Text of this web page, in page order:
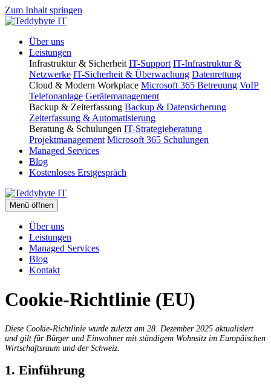
Zum Inhalt springen
Über uns
Leistungen
Infrastruktur & Sicherheit IT-Support IT-Infrastruktur &
Netzwerke IT-Sicherheit & Überwachung Datenrettung
Cloud & Modern Workplace Microsoft 365 Betreuung VoIP
Telefonanlage Gerätemanagement
Backup & Zeiterfassung Backup & Datensicherung
Zeiterfassung & Automatisierung
Beratung & Schulungen IT-Strategieberatung
Projektmanagement Microsoft 365 Schulungen
Managed Services
Blog
Kostenloses Erstgespräch
Menü öffnen
Über uns
Leistungen
Managed Services
Blog
Kontakt
Cookie-Richtlinie (EU)
Diese Cookie-Richtlinie wurde zuletzt am 28. Dezember 2025 aktualisiert
und gilt für Bürger und Einwohner mit ständigem Wohnsitz im Europäischen
Wirtschaftsraum und der Schweiz.
1. Einführung